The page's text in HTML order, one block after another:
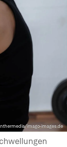
imago-images.de